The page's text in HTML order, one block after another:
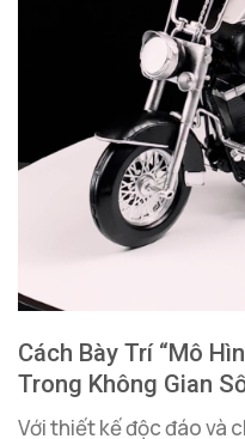
Cách Bày Trí “Mô
Trong Không Gian
Với thiết kế độc đáo và